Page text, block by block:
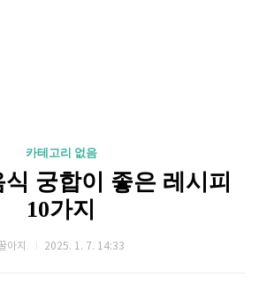
카테고리 없음
궁합이 좋은 레시피
10가지
아지 2025. 1. 7. 14:33